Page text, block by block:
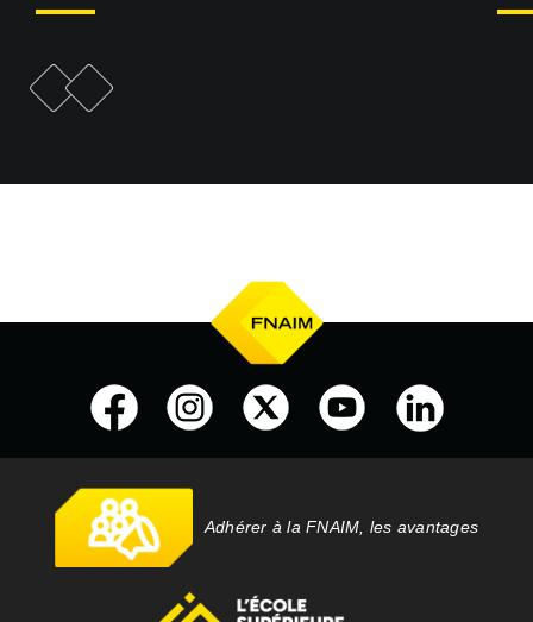
F
i
c
h
e
p
r
é
c
é
d
e
n
t
e
F
i
c
h
e
s
u
i
v
a
n
te
Adhérer à la FNAIM, les avantages